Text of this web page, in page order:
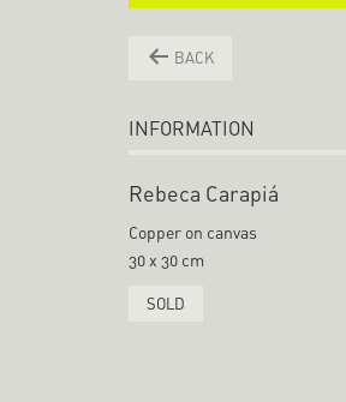
BACK
INFORMATION
Rebeca Carapiá
Copper on canvas
30 x 30 cm
SOLD